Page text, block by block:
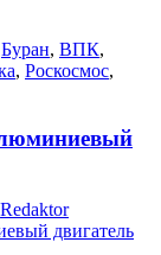
Буран, ВПК,
, Роскосмос,
Redaktor